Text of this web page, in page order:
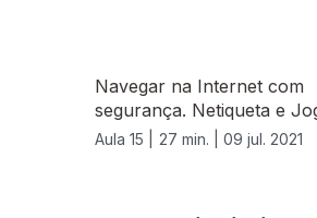
Navegar na Internet com
segurança. Netiqueta e
Aula 15 | 27 min. | 09 jul. 2021